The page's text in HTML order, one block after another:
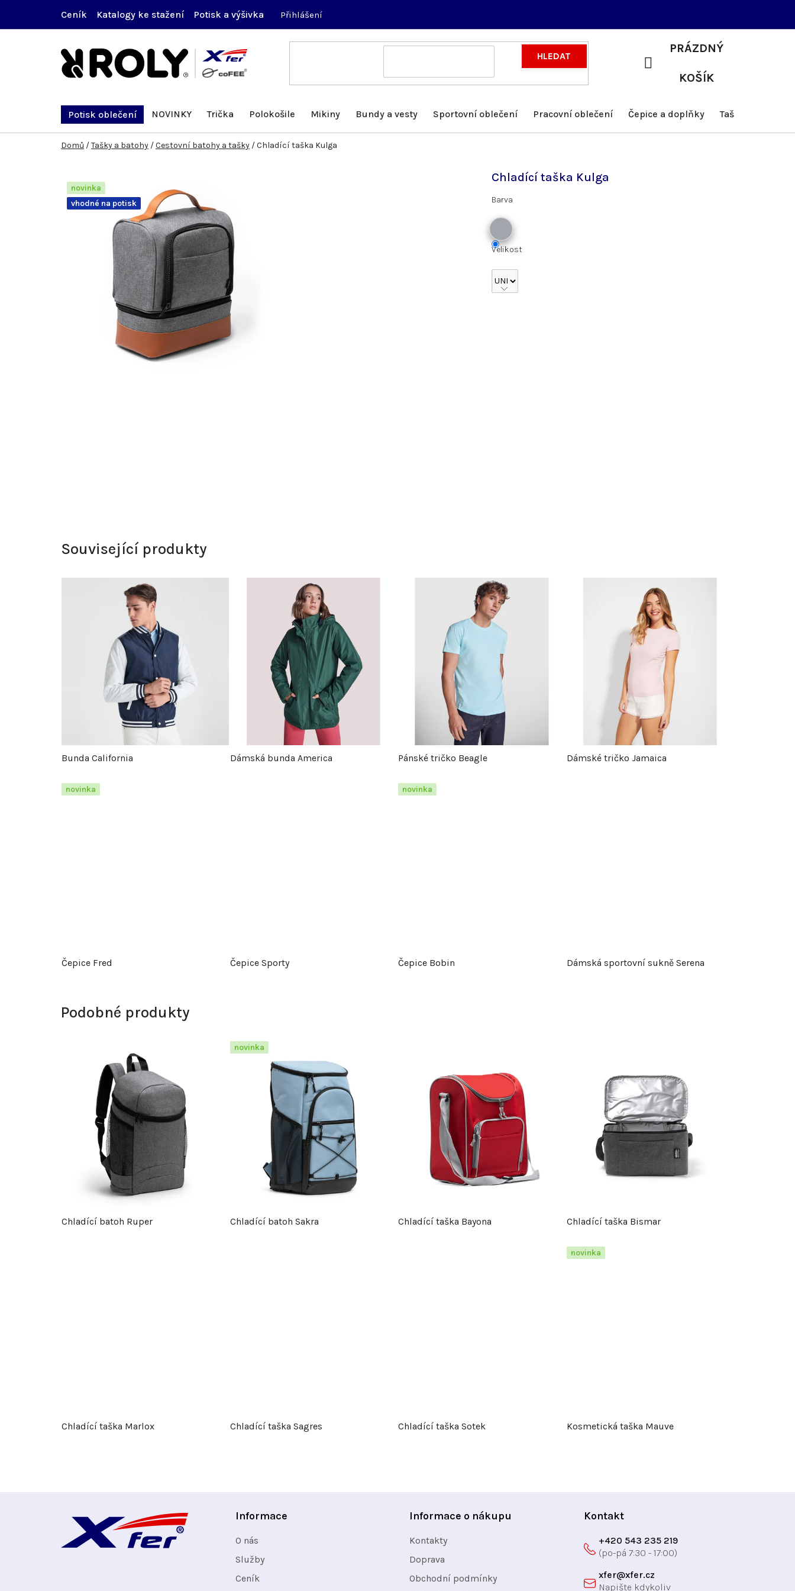
obsah
Ceník Katalogy ke stažení Potisk a výšivka Přihlášení
HLEDAT
NÁKUPNÍ
PRÁZDNÝ
KOŠÍK
Potisk oblečení NOVINKY Trička Polokošile Mikiny Bundy a vesty Sportovní oblečení Pracovní oblečení Čepice a doplňky Tašky a batohy
Domů /Tašky a batohy /Cestovní batohy a tašky /Chladící taška Kulga
Chladící taška Kulga
Barva
Velikost
novinka
vhodné na potisk
Související produkty
Bunda California Dámská bunda America Pánské tričko Beagle Dámské tričko Jamaica
novinka
Čepice Fred Čepice Sporty
novinka
Čepice Bobin Dámská sportovní sukně Serena
Podobné produkty
Chladící batoh Ruper
novinka
Chladící batoh Sakra Chladící taška Bayona Chladící taška Bismar
Chladící taška Marlox Chladící taška Sagres Chladící taška Sotek
novinka
Kosmetická taška Mauve
Informace
O nás
Služby
Ceník
Informace o nákupu
Kontakty
Doprava
Obchodní podmínky
Kontakt
xfer@xfer.cz
+420 543 235 219